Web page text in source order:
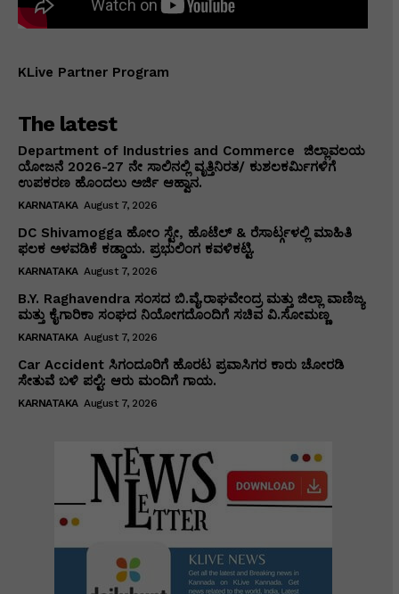
KLive Partner Program
The latest
Department of Industries and Commerce ಜಿಲ್ಲಾವಲಯ
ಯೋಜನೆ 2026-27 ನೇ ಸಾಲಿನಲ್ಲಿ ವೃತ್ತಿನಿರತ/ ಕುಶಲಕರ್ಮಿಗಳಿಗೆ
ಉಪಕರಣ ಹೊಂದಲು ಅರ್ಜಿ ಆಹ್ವಾನ.
KARNATAKA August 7, 2026
DC Shivamogga ಹೋಂ ಸ್ಟೇ, ಹೊಟೆಲ್ & ರೆಸಾರ್ಟ್ಗಳಲ್ಲಿ ಮಾಹಿತಿ
ಫಲಕ ಅಳವಡಿಕೆ ಕಡ್ಡಾಯ. ಪ್ರಭುಲಿಂಗ ಕವಳಿಕಟ್ಟಿ.
KARNATAKA August 7, 2026
B.Y. Raghavendra ಸಂಸದ ಬಿ.ವೈ.ರಾಘವೇಂದ್ರ ಮತ್ತು ಜಿಲ್ಲಾ ವಾಣಿಜ್ಯ
ಮತ್ತು ಕೈಗಾರಿಕಾ ಸಂಘದ ನಿಯೋಗದೊಂದಿಗೆ ಸಚಿವ ವಿ‌.ಸೋಮಣ್ಣ
KARNATAKA August 7, 2026
Car Accident ಸಿಗಂದೂರಿಗೆ ಹೊರಟ ಪ್ರವಾಸಿಗರ ಕಾರು ಚೋರಡಿ
ಸೇತುವೆ ಬಳಿ ಪಲ್ಟಿ: ಆರು ಮಂದಿಗೆ ಗಾಯ.
KARNATAKA August 7, 2026